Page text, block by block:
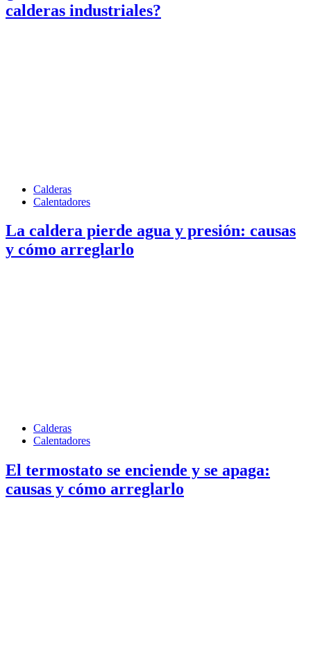
calderas industriales?
Calderas
Calentadores
La caldera pierde agua y presión: causas
y cómo arreglarlo
Calderas
Calentadores
El termostato se enciende y se apaga:
causas y cómo arreglarlo